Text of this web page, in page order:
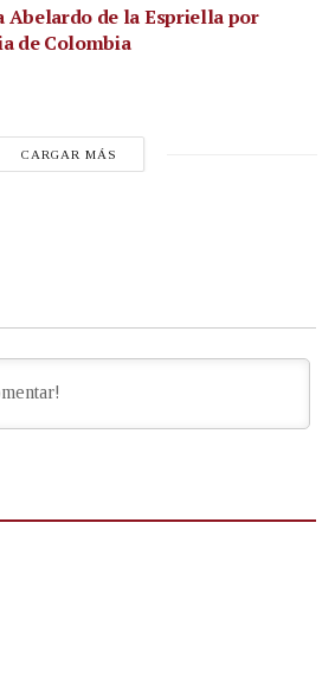
Abelardo de la Espriella por
de Colombia
CARGAR MÁS